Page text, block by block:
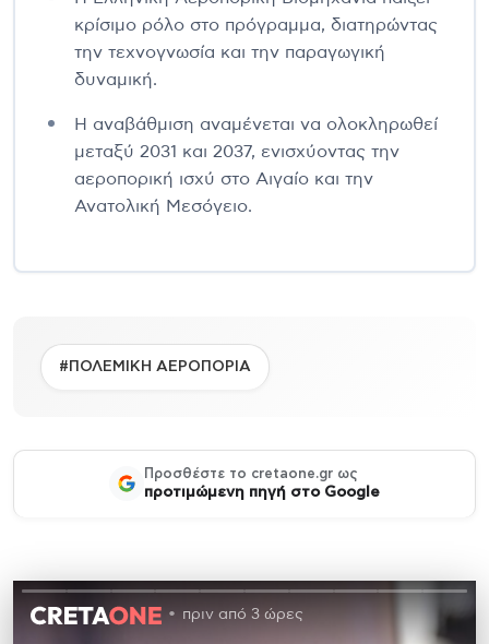
κρίσιμο ρόλο στο πρόγραμμα, διατηρώντας
την τεχνογνωσία και την παραγωγική
δυναμική.
Η αναβάθμιση αναμένεται να ολοκληρωθεί
μεταξύ 2031 και 2037, ενισχύοντας την
αεροπορική ισχύ στο Αιγαίο και την
Ανατολική Μεσόγειο.
#ΠΟΛΕΜΙΚΗ ΑΕΡΟΠΟΡΙΑ
Προσθέστε το cretaone.gr ως
προτιμώμενη πηγή στο Google
πριν από 3 ώρες